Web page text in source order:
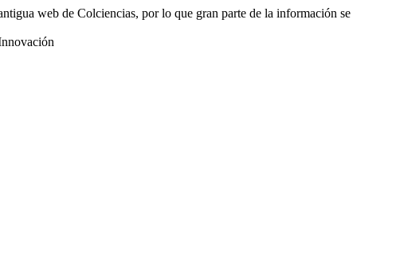
web de Colciencias, por lo que gran parte de la información se